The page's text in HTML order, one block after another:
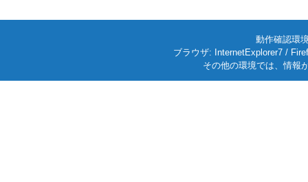
動作確認環
ブラウザ: InternetExplorer7 /
その他の環境では、情報